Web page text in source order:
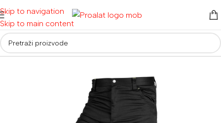
Skip to navigation
Skip to main content
Početna/ Radna odjeća i obuća